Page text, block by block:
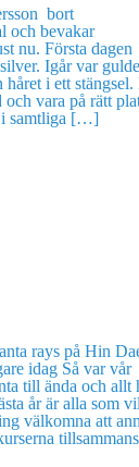
bort
och bevakar
nu. Första dagen
Igår var
håret i ett stängsel.
vara på rätt
i samtliga […]
rays på Hin
idag Så var vår
till ända och allt
år är alla som
välkomna att
tillsammans